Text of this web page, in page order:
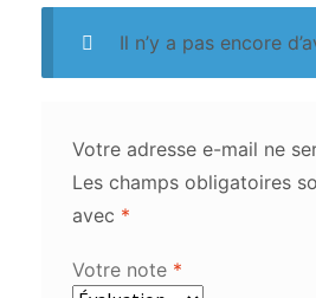
Il n’y a pas encore
Votre adresse e-mail ne
Les champs obligatoires
avec *
Votre note *